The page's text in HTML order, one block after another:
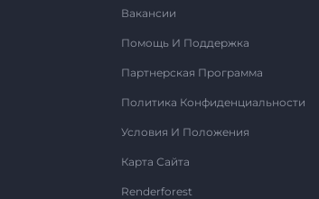
Вакансии
Помощь И Поддержка
Партнерская Программа
Политика Конфиденциальности
Условия И Положения
Карта Сайта
Renderforest